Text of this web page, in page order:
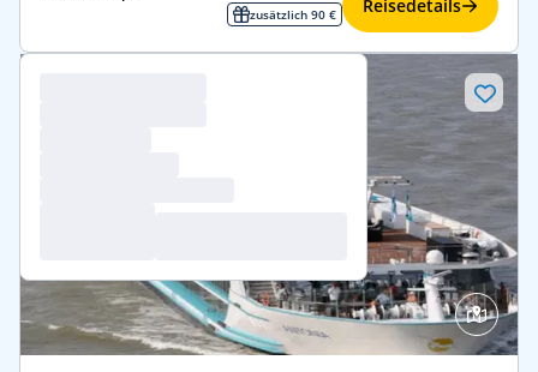
zusätzlich 90 € Reisedetails